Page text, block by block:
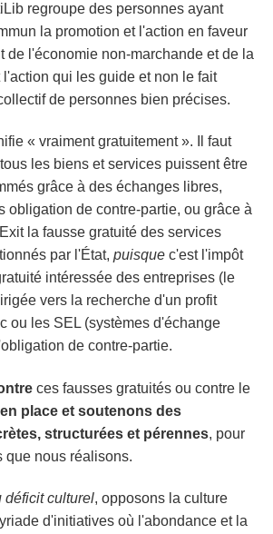
regroupe des personnes ayant
la promotion et l'action en faveur
de l'économie non-marchande et de la
qui les guide et non le fait
de personnes bien précises.
« vraiment gratuitement ». Il faut
les biens et services puissent être
grâce à des échanges libres,
obligation de contre-partie, ou grâce à
la fausse gratuité des services
par l'État, puisque c'est l'impôt
intéressée des entreprises (le
vers la recherche d'un profit
ou les SEL (systèmes d'échange
de contre-partie.
ces fausses gratuités ou contre le
place et soutenons des
structurées et pérennes, pour
que nous réalisons.
déficit culturel, opposons la culture
d'initiatives où l'abondance et la